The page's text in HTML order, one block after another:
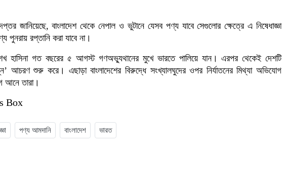
জানিয়েছে, বাংলাদেশ থেকে নেপাল ও ভুটানে যেসব পণ্য যাবে সেগুলোর ক্ষেত্রে এ নিষেধাজ্ঞা
পুনরায় রপ্তানি করা যাবে না।
শেখ হাসিনা গত বছরের ৫ আগস্ট গণঅভ্যুথানের মুখে ভারতে পালিয়ে যান। এরপর থেকেই দেশটি
আচরণ শুরু করে। এছাড়া বাংলাদেশের বিরুদ্ধে সংখ্যালঘুদের ওপর নির্যাতনের মিথ্যা অভিযোগ
আনে তারা।
Box
পণ্য আমদানি বাংলাদেশ ভারত